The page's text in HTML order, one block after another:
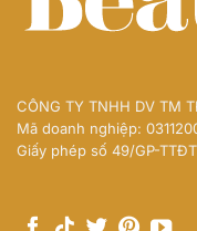
CÔNG TY TNHH DV TM
Mã doanh nghiệp:
Giấy phép số 49/GP-